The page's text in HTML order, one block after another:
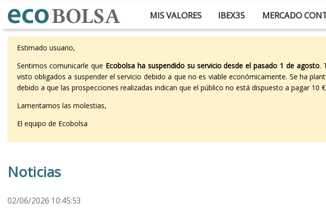
MIS VALORES IBEX35 MERCADO
Estimado usuario,
Sentimos comunicarle que Ecobolsa ha suspendido su servicio desde el pasado 1 de agosto.
visto obligados a suspender el servicio debido a que no es viable económicamente. Se ha
debido a que las prospecciones realizadas indican que el público no está dispuesto a pagar
Lamentamos las molestias,
El equipo de Ecobolsa
Noticias
02/06/2026 10:45:53